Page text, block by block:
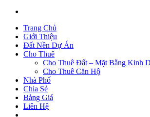
Trang Chủ
Giới Thiệu
Đất Nền Dự Án
Cho Thuê
Cho Thuê Đất – Mặt Bằng Kinh
Cho Thuê Căn Hộ
Nhà Phố
Chia Sẻ
Bảng Giá
Liên Hệ